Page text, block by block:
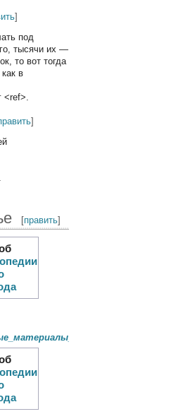
]
под
тысячи их —
то вот тогда
в
<ref>.
]
[править]